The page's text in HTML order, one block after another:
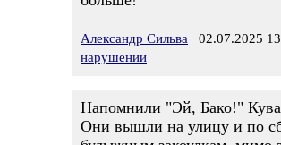
Александр Сильва 02.07.2025
нарушении
Напомнили "Эй, Бако!"
Они вышли на улицу и по